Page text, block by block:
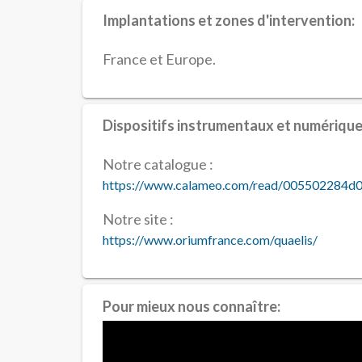
Implantations et zones d'intervention:
France et Europe.
Dispositifs instrumentaux et
Notre catalogue :
https://www.calameo.com/read/
Notre site :
https://www.oriumfrance.com/quaelis/
Pour mieux nous connaître: